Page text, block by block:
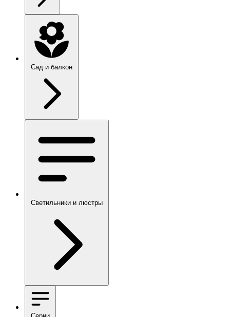
Сад и балкон
Светильники и люстры